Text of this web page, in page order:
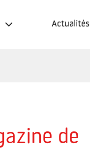
Actualités
de